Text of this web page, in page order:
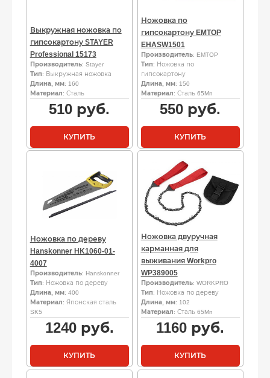
Выкружная ножовка по
гипсокартону STAYER
Professional 15173
Производитель: Stayer
Тип: Выкружная ножовка
Длина, мм: 160
Материал: Сталь
510 руб.
КУПИТЬ
Ножовка по
гипсокартону EMTOP
EHASW1501
Производитель: EMTOP
Тип: Ножовка по
гипсокартону
Длина, мм: 150
Материал: Сталь 65Mn
550 руб.
КУПИТЬ
Ножовка по дереву
Hanskonner HK1060-01-
4007
Производитель: Hanskonner
Тип: Ножовка по дереву
Длина, мм: 400
Материал: Японская сталь
SK5
1240руб.
КУПИТЬ
Ножовка двуручная
карманная для
выживания Workpro
WP389005
Производитель: WORKPRO
Тип: Ножовка по дереву
Длина, мм: 102
Материал: Сталь 65Mn
1160 руб.
КУПИТЬ